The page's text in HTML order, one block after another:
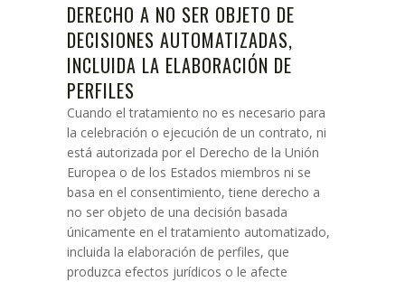
DERECHO A NO SER OBJETO DE
DECISIONES AUTOMATIZADAS,
INCLUIDA LA ELABORACIÓN DE
PERFILES
Cuando el tratamiento no es necesario para
la celebración o ejecución de un contrato, ni
está autorizada por el Derecho de la Unión
Europea o de los Estados miembros ni se
basa en el consentimiento, tiene derecho a
no ser objeto de una decisión basada
únicamente en el tratamiento automatizado,
incluida la elaboración de perfiles, que
produzca efectos jurídicos o le afecte